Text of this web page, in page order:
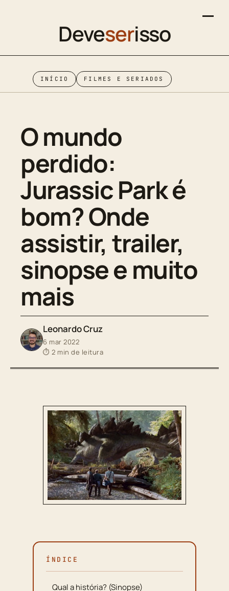
Deveserisso
INÍCIO FILMES E SERIADOS
O mundo
perdido:
Jurassic Park é
bom? Onde
assistir, trailer,
sinopse e muito
mais
Leonardo Cruz
6 mar 2022
⏱ 2 min de leitura
ÍNDICE
Qual a história? (Sinopse)